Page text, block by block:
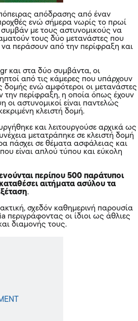
απόδρασης από έναν
ενώ σήμερα νωρίς το πρωί
με τους αστυνομικούς να
τους δύο μετανάστες που
περάσουν από την περίφραξη και
και στα δύο συμβάντα, οι
από τις κάμερες που υπάρχουν
δομής ενώ αμφότεροι οι μετανάστες
την περίφραξη, η οποία όπως έχουν
οι αστυνομικοί είναι παντελώς
κλειστή δομή.
και λειτουργούσε αρχικά ως
μετατράπηκε σε κλειστή δομή
πάσχει σε θέματα ασφάλειας και
είναι απλού τύπου και εύκολη
περίπου 500 παράτυποι
αιτήματα ασύλου τα
.
σχεδόν καθημερινή παρουσία
περιγράφοντας οι ίδιοι ως άθλιες
διαμονής τους.